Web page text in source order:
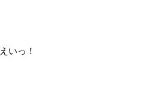
えいっ！